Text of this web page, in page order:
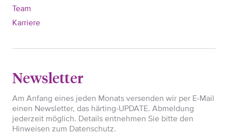
Team
Karriere
Newsletter
Am Anfang eines jeden Monats versenden wir per E-Mail
einen Newsletter, das härting-UPDATE. Abmeldung
jederzeit möglich. Details entnehmen Sie bitte den
Hinweisen zum Datenschutz.